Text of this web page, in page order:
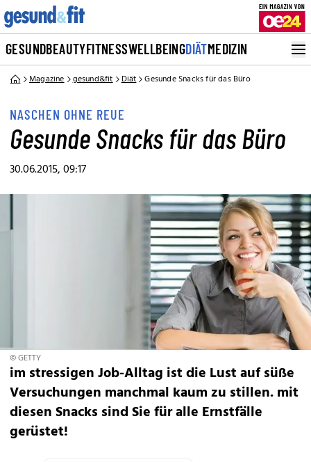
GESUNDBEAUTYFITNESSWELLBEINGDIÄTMEDIZIN
Magazine gesund&fit Diät Gesunde Snacks für das Büro
NASCHEN OHNE REUE
Gesunde Snacks für das Büro
30.06.2015, 09:17
© GETTY
im stressigen Job-Alltag ist die Lust auf süße
Versuchungen manchmal kaum zu stillen. mit
diesen Snacks sind Sie für alle Ernstfälle
gerüstet!